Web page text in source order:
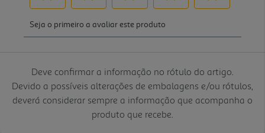
Deve confirmar a informação no rótulo do artigo.
Devido a possíveis alterações de embalagens e/ou rótulos,
deverá considerar sempre a informação que acompanha o
produto que recebe.